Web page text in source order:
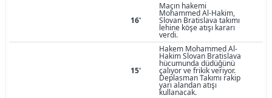
16'
Maçın hakemi
Mohammed Al-Hakim,
Slovan Bratislava takımı
lehine köşe atışı kararı
verdi.
15'
Hakem Mohammed Al-
Hakim Slovan Bratislava
hücumunda düdüğünü
çalıyor ve frikik veriyor.
Deplasman Takımı rakip
yarı alandan atışı
kullanacak.